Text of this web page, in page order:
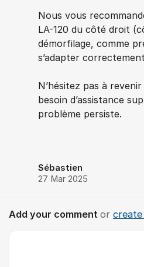
Nous vous
LA-120 du côté droit
démorfilage, comme
s’adapter
N’hésitez pas à
besoin d’assistance
problème persiste.
Sébastien
27 Mar 2025
Add your comment or